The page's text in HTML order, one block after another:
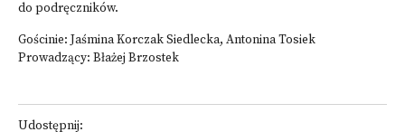
do podręczników.
Gościnie: Jaśmina Korczak Siedlecka, Antonina Tosiek
Prowadzący: Błażej Brzostek
Udostępnij: